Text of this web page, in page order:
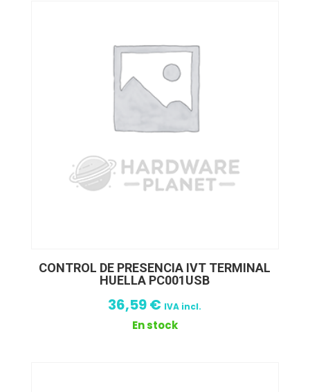
CONTROL DE PRESENCIA IVT TERMINAL
HUELLA PC001USB
36,59€ IVA incl.
En stock